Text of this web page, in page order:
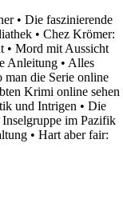
• Die faszinierende
• Chez Krömer:
• Mord mit Aussicht
Anleitung • Alles
man die Serie online
Krimi online sehen
und Intrigen • Die
im Pazifik
• Hart aber fair: